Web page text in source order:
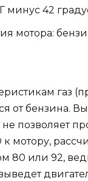
минус 42
мотора:
газ
от бензина.
позволяет
мотору,
80 или 92,